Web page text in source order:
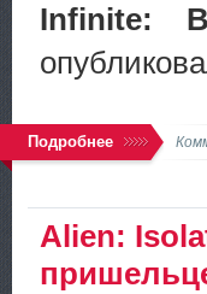
Infinite:
Подробнее
Alien: